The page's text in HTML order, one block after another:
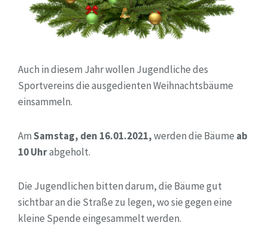
Auch in diesem Jahr wollen Jugendliche des
Sportvereins die ausgedienten Weihnachtsbäume
einsammeln.
AmSamstag, den 16.01.2021,werden die Bäume ab
10 Uhrabgeholt.
Die Jugendlichen bitten darum, die Bäume gut
sichtbar an die Straße zu legen, wo sie gegen eine
kleine Spende eingesammelt werden.